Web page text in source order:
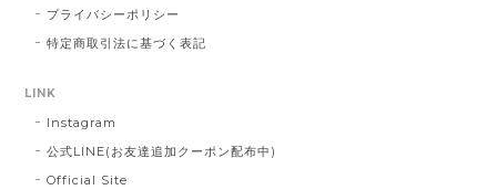
プライバシーポリシー
特定商取引法に基づく表記
LINK
Instagram
公式LINE(お友達追加クーポン配布中)
Official Site